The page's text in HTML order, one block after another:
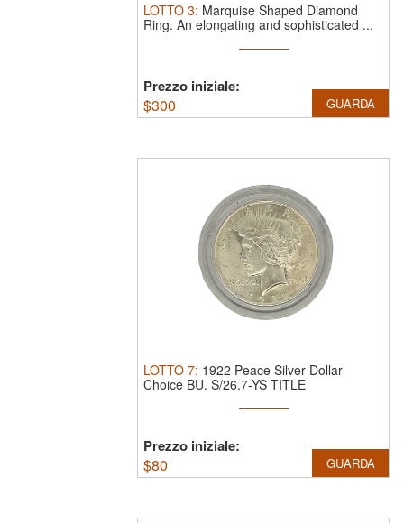
LOTTO 3: Marquise Shaped Diamond
Ring. An elongating and sophisticated ...
Prezzo iniziale:
$300 GUARDA
LOTTO 7: 1922 Peace Silver Dollar
Choice BU. S/26.7-YS TITLE
Prezzo iniziale:
$80 GUARDA